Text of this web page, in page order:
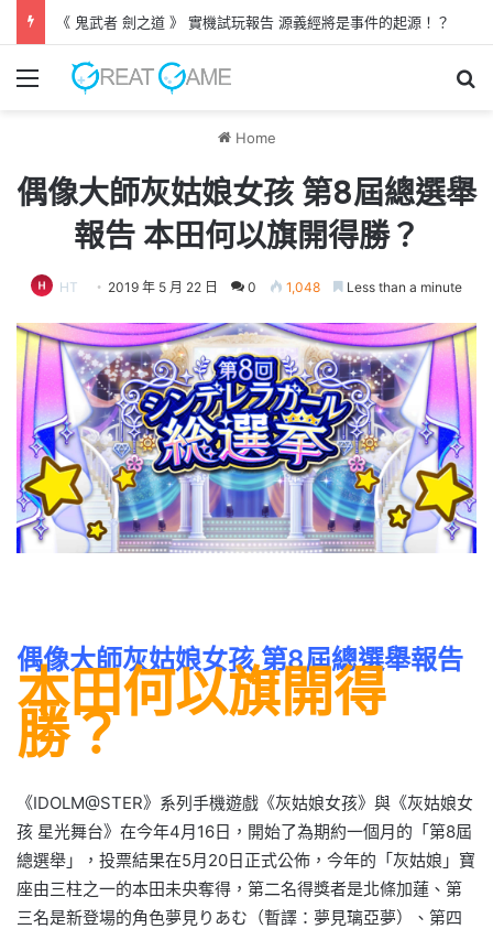
《 鬼武者 劍之道 》 實機試玩報告 源義經將是事件的起源！？
Menu
Home
偶像大師灰姑娘女孩 第8屆總選舉
報告 本田何以旗開得勝？
HT 2019 年 5 月 22 日 0 1,048 Less than a minute
偶像大師灰姑娘女孩 第8屆總選舉報告
本田何以旗開得
勝？
《IDOLM@STER》系列手機遊戲《灰姑娘女孩》與《灰姑娘女
孩 星光舞台》在今年4月16日，開始了為期約一個月的「第8屆
總選舉」，投票結果在5月20日正式公佈，今年的「灰姑娘」寶
座由三柱之一的本田未央奪得，第二名得獎者是北條加蓮、第
三名是新登場的角色夢見りあむ（暫譯：夢見璃亞夢）、第四